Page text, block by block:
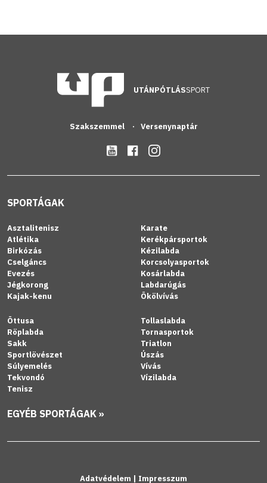
UTÁNPÓTLÁSSPORT
Szakszemmel Versenynaptár
SPORTÁGAK
Asztalitenisz
Atlétika
Birkózás
Cselgáncs
Evezés
Jégkorong
Kajak-kenu
Karate
Kerékpársportok
Kézilabda
Korcsolyasportok
Kosárlabda
Labdarúgás
Ökölvívás
Öttusa
Röplabda
Sakk
Sportlövészet
Súlyemelés
Tekvondó
Tenisz
Tollaslabda
Tornasportok
Triatlon
Úszás
Vívás
Vízilabda
EGYÉB SPORTÁGAK »
Adatvédelem | Impresszum